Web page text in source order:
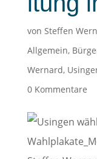
von Steffen
Allgemein,
Wernard,
0 Kommentare